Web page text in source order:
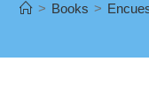
> Books >